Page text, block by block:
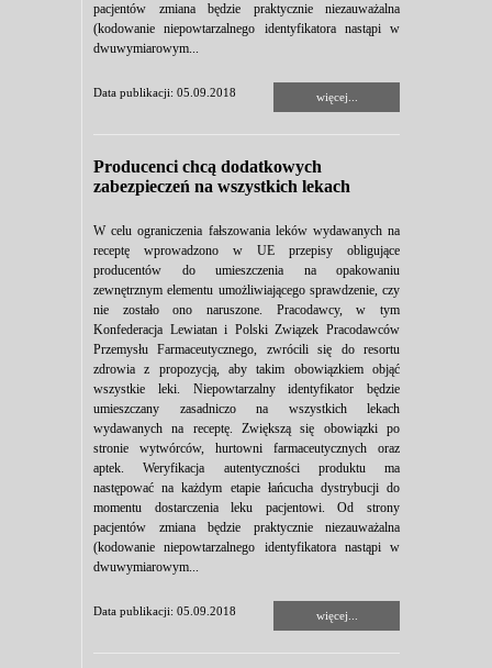
pacjentów zmiana będzie praktycznie niezauważalna
(kodowanie niepowtarzalnego identyfikatora nastąpi w
dwuwymiarowym...
Data publikacji: 05.09.2018 więcej...
Producenci chcą dodatkowych
zabezpieczeń na wszystkich lekach
W celu ograniczenia fałszowania leków wydawanych na
receptę wprowadzono w UE przepisy obligujące
producentów do umieszczenia na opakowaniu
zewnętrznym elementu umożliwiającego sprawdzenie, czy
nie zostało ono naruszone. Pracodawcy, w tym
Konfederacja Lewiatan i Polski Związek Pracodawców
Przemysłu Farmaceutycznego, zwrócili się do resortu
zdrowia z propozycją, aby takim obowiązkiem objąć
wszystkie leki. Niepowtarzalny identyfikator będzie
umieszczany zasadniczo na wszystkich lekach
wydawanych na receptę. Zwiększą się obowiązki po
stronie wytwórców, hurtowni farmaceutycznych oraz
aptek. Weryfikacja autentyczności produktu ma
następować na każdym etapie łańcucha dystrybucji do
momentu dostarczenia leku pacjentowi. Od strony
pacjentów zmiana będzie praktycznie niezauważalna
(kodowanie niepowtarzalnego identyfikatora nastąpi w
dwuwymiarowym...
Data publikacji: 05.09.2018 więcej...